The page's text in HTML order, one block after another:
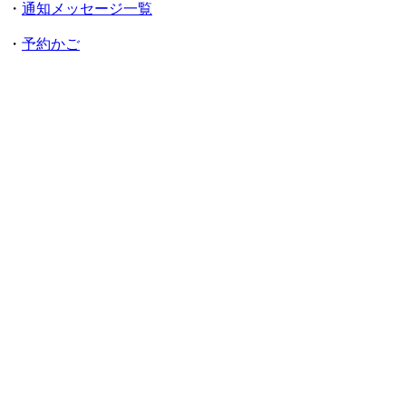
・ 通知メッセージ一覧
・ 予約かご